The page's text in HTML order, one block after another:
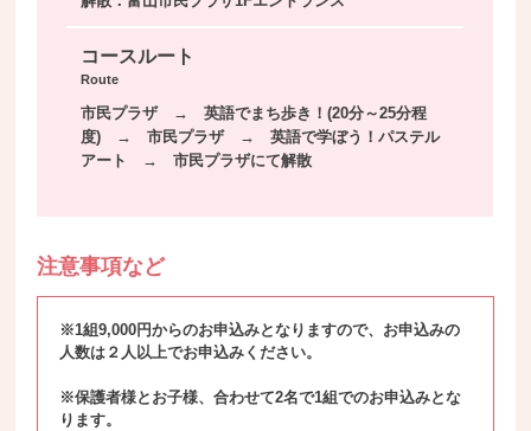
コースルート
Route
市民プラザ → 英語でまち歩き！(20分～25分程
度) → 市民プラザ → 英語で学ぼう！パステル
アート → 市民プラザにて解散
注意事項など
※1組9,000円からのお申込みとなりますので、お申込みの
人数は２人以上でお申込みください。
※保護者様とお子様、合わせて2名で1組でのお申込みとな
ります。